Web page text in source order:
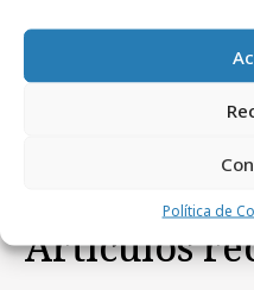
Política de
Orange Advertising
Premium
Artículos